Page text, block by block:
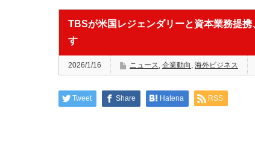
TBSが米国レジェンダリーと資本業務提
す
2026/1/16 ニュース, 企業動向 , 海外ビジネス
Tweet Share Hatena RSS